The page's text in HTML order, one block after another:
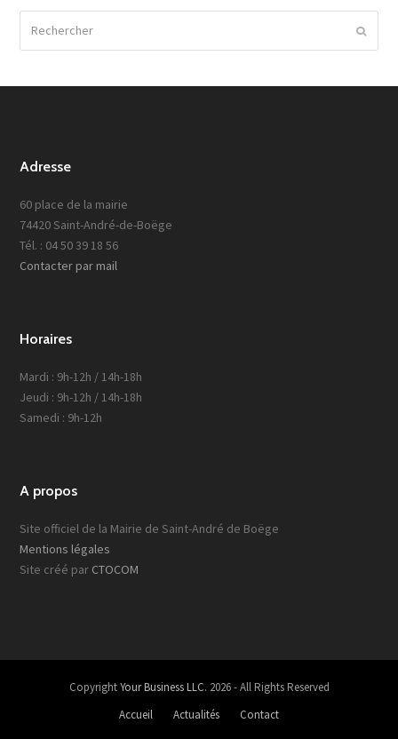
Adresse
60 place de la mairie
74420 Saint-André-de-Boëge
Tél. : 04 50 39 18 56
Contacter par mail
Horaires
Mardi : 9h-12h / 14h-18h
Jeudi : 9h-12h / 14h-18h
Samedi : 9h-12h
A propos
Site officiel de la Mairie de Saint-André de Boëge
Mentions légales
Site créé par CTOCOM
CopyrightYour Business LLC. 2026 - All Rights Reserved
Accueil
Actualités Contact